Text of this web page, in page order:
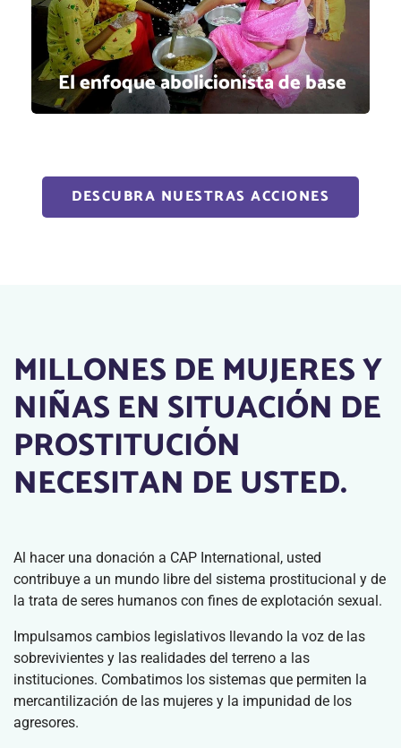
El enfoque abolicionista de base
DESCUBRA NUESTRAS ACCIONES
MILLONES DE MUJERES Y
NIÑAS EN SITUACIÓN DE
PROSTITUCIÓN
NECESITAN DE USTED.
Al hacer una donación a CAP International, usted
contribuye a un mundo libre del sistema prostitucional y de
la trata de seres humanos con fines de explotación sexual.
Impulsamos cambios legislativos llevando la voz de las
sobrevivientes y las realidades del terreno a las
instituciones. Combatimos los sistemas que permiten la
mercantilización de las mujeres y la impunidad de los
agresores.